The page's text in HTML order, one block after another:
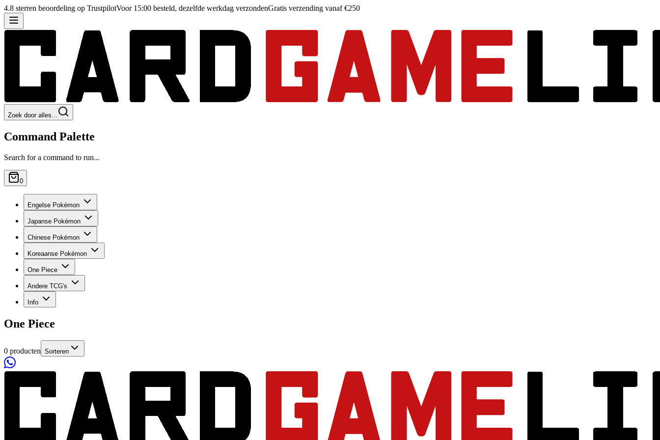
4.8 sterren beoordeling op TrustpilotVoor 15:00 besteld, dezelfde werkdag verzondenGratis verzending vanaf €250
Zoek door alles...
Command Palette
Search for a command to run...
0
Engelse Pokémon
Japanse Pokémon
Chinese Pokémon
Koreaanse Pokémon
One Piece
Andere TCG's
Info
One Piece
0 producten Sorteren